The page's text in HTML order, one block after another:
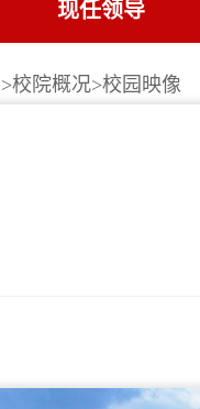
现任领导
>校院概况>校园映像